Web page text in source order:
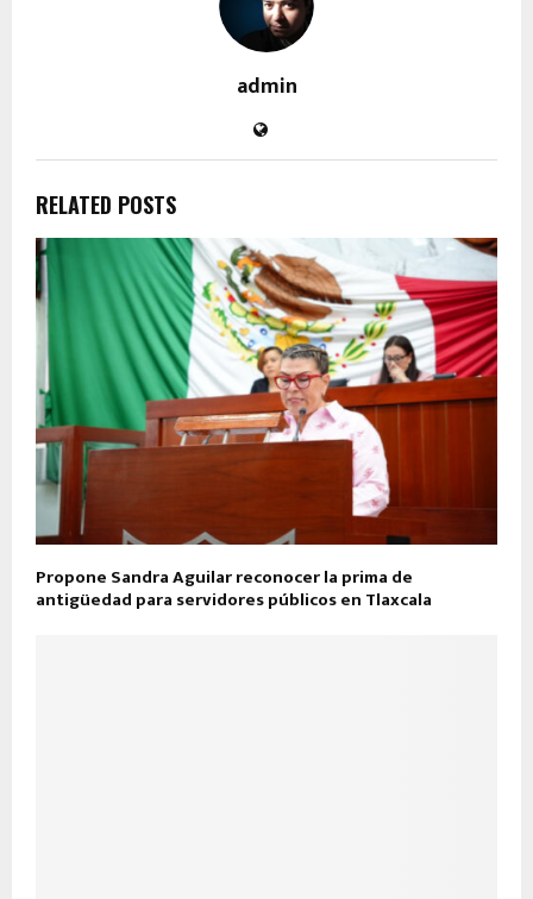
admin
RELATED POSTS
Propone Sandra Aguilar reconocer la prima de
antigüedad para servidores públicos en Tlaxcala